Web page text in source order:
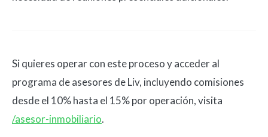
Si quieres operar con este proceso y acceder al
programa de asesores de Liv, incluyendo comisiones
desde el 10% hasta el 15% por operación, visita
/asesor-inmobiliario.